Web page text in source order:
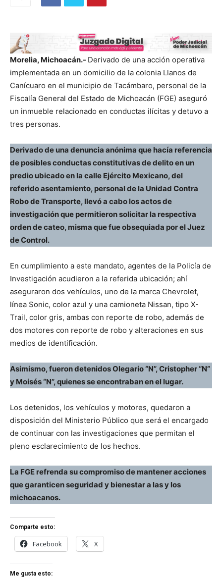
Morelia, Michoacán.- Derivado de una acción operativa
implementada en un domicilio de la colonia Llanos de
Canícuaro en el municipio de Tacámbaro, personal de la
Fiscalía General del Estado de Michoacán (FGE) aseguró
un inmueble relacionado en conductas ilícitas y detuvo a
tres personas.
Derivado de una denuncia anónima que hacía referencia
de posibles conductas constitutivas de delito en un
predio ubicado en la calle Ejército Mexicano, del
referido asentamiento, personal de la Unidad Contra
Robo de Transporte, llevó a cabo los actos de
investigación que permitieron solicitar la respectiva
orden de cateo, misma que fue obsequiada por el Juez
de Control.
En cumplimiento a este mandato, agentes de la Policía de
Investigación acudieron a la referida ubicación; ahí
aseguraron dos vehículos, uno de la marca Chevrolet,
línea Sonic, color azul y una camioneta Nissan, tipo X-
Trail, color gris, ambas con reporte de robo, además de
dos motores con reporte de robo y alteraciones en sus
medios de identificación.
Asimismo, fueron detenidos Olegario “N”, Cristopher “N”
y Moisés “N”, quienes se encontraban en el lugar.
Los detenidos, los vehículos y motores, quedaron a
disposición del Ministerio Público que será el encargado
de continuar con las investigaciones que permitan el
pleno esclarecimiento de los hechos.
La FGE refrenda su compromiso de mantener acciones
que garanticen seguridad y bienestar a las y los
michoacanos.
Comparte esto:
Facebook X
Me gusta esto: